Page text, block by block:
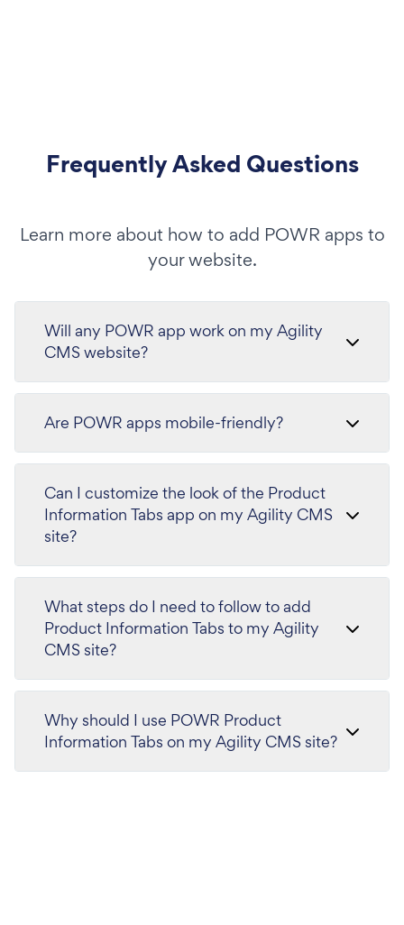
Frequently Asked Questions
Learn more about how to add POWR apps to
your website.
Will any POWR app work on my Agility
CMS website?
Are POWR apps mobile-friendly?
Can I customize the look of the Product
Information Tabs app on my Agility CMS
site?
What steps do I need to follow to add
Product Information Tabs to my Agility
CMS site?
Why should I use POWR Product
Information Tabs on my Agility CMS site?